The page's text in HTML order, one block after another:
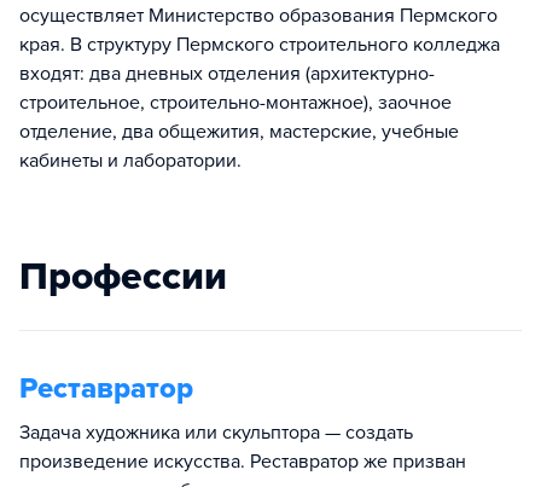
осуществляет Министерство образования Пермского
края. В структуру Пермского строительного колледжа
входят: два дневных отделения (архитектурно-
строительное, строительно-монтажное), заочное
отделение, два общежития, мастерские, учебные
кабинеты и лаборатории.
Профессии
Реставратор
Задача художника или скульптора — создать
произведение искусства. Реставратор же призван